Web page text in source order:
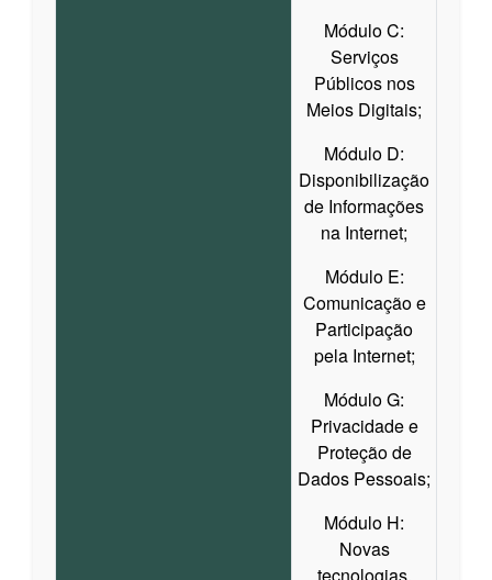
Módulo C:
Serviços
Públicos nos
Meios Digitais;
Módulo D:
Disponibilização
de Informações
na Internet;
Módulo E:
Comunicação e
Participação
pela Internet;
Módulo G:
Privacidade e
Proteção de
Dados Pessoais;
Módulo H:
Novas